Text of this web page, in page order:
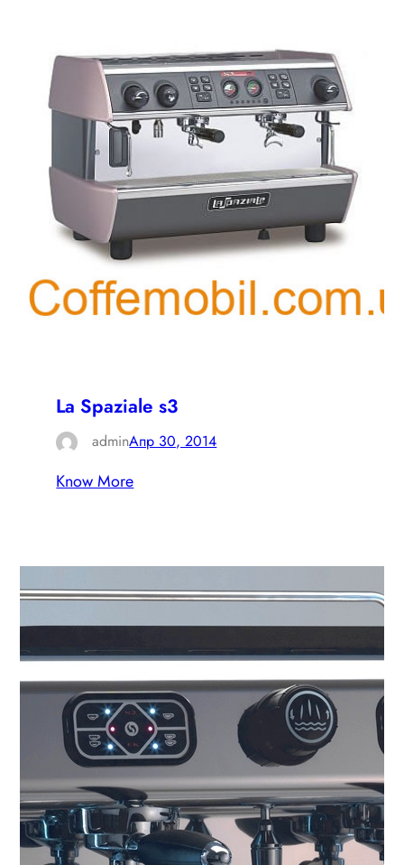
La Spaziale s3
adminАпр 30, 2014
Know More